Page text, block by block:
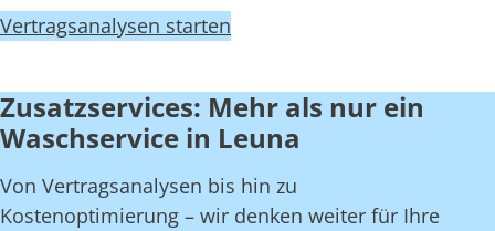
Vertragsanalysen starten
Zusatzservices: Mehr als nur ein
Waschservice in Leuna
Von Vertragsanalysen bis hin zu
Kostenoptimierung – wir denken weiter für Ihre